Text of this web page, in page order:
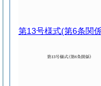
第13号様式(第6条関